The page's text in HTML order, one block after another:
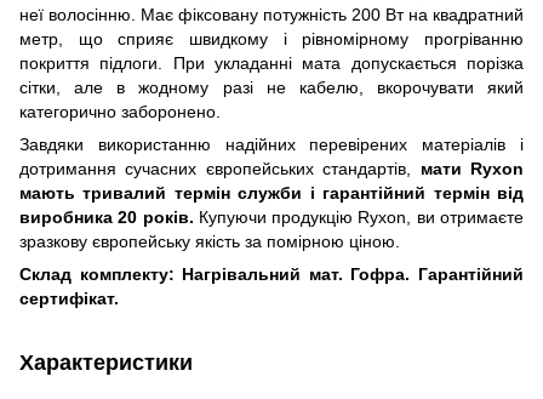
неї волосінню. Має фіксовану потужність 200 Вт на квадратний
метр, що сприяє швидкому і рівномірному прогріванню
покриття підлоги. При укладанні мата допускається порізка
сітки, але вжодному разі не кабелю, вкорочувати який
категорично заборонено.
Завдяки використанню надійних перевірених матеріалів і
дотримання сучасних європейських стандартів, мати Ryxon
мають тривалий термін служби і гарантійний термін від
виробника 20 років. Купуючи продукцію Ryxon, ви отримаєте
зразкову європейську якість за помірною ціною.
Склад комплекту: Нагрівальний мат. Гофра. Гарантійний
сертифікат.
Характеристики